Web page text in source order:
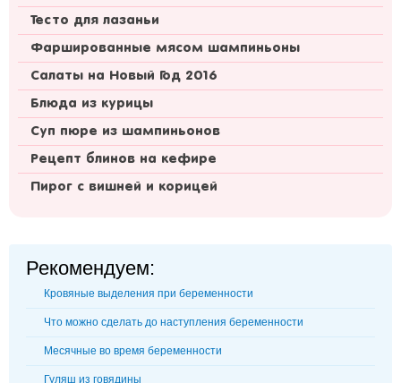
Тесто для лазаньи
Фаршированные мясом шампиньоны
Салаты на Новый Год 2016
Блюда из курицы
Суп пюре из шампиньонов
Рецепт блинов на кефире
Пирог с вишней и корицей
Рекомендуем:
Кровяные выделения при беременности
Что можно сделать до наступления беременности
Месячные во время беременности
Гуляш из говядины